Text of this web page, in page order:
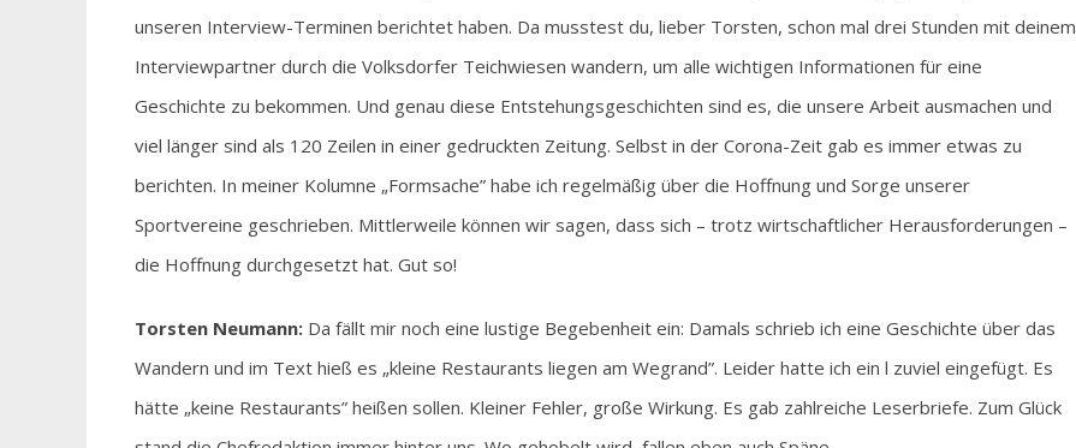
unseren Interview-Terminen berichtet haben. Da musstest du, lieber Torsten, schon mal drei Stunden mit deinem
Interviewpartner durch die Volksdorfer Teichwiesen wandern, um alle wichtigen Informationen für eine
Geschichte zu bekommen. Und genau diese Entstehungsgeschichten sind es, die unsere Arbeit ausmachen und
viel länger sind als 120 Zeilen in einer gedruckten Zeitung. Selbst in der Corona-Zeit gab es immer etwas zu
berichten. In meiner Kolumne „Formsache” habe ich regelmäßig über die Hoffnung und Sorge unserer
Sportvereine geschrieben. Mittlerweile können wir sagen, dass sich – trotz wirtschaftlicher Herausforderungen –
die Hoffnung durchgesetzt hat. Gut so!
Torsten Neumann: Da fällt mir noch eine lustige Begebenheit ein: Damals schrieb ich eine Geschichte über das
Wandern und im Text hieß es „kleine Restaurants liegen am Wegrand”. Leider hatte ich ein l zuviel eingefügt. Es
hätte „keine Restaurants” heißen sollen. Kleiner Fehler, große Wirkung. Es gab zahlreiche Leserbriefe. Zum Glück